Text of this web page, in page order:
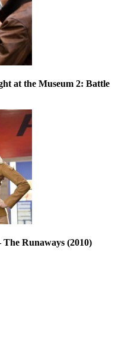
at the Museum 2: Battle
Runaways (2010)